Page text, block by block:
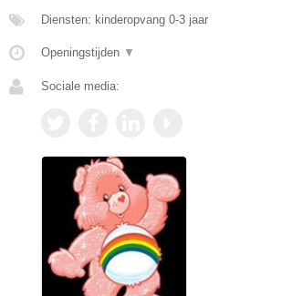
Diensten: kinderopvang 0-3 jaar
Openingstijden ▼
Sociale media: